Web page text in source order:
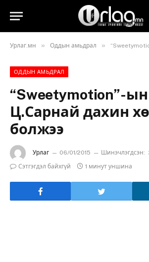
Урлаг.мн » Оддын амьдрал » “Sweetymotion”-ын
ОДДЫН АМЬДРАЛ
“Sweetymotion”-ын
Ц.Сарнай дахин
болжээ
Урлаг 06/01/2015 Шинэчлэгдсэн:
Сэтгэгдэл байхгүй
1 минут уншина